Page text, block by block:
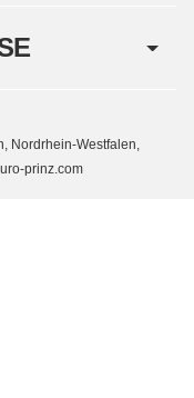
Nordrhein-Westfalen,
prinz.com